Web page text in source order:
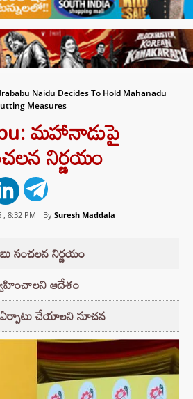
Naidu Decides To Hold Mahanadu
Measures
మహానాడుపై
నిర్ణయం
, 8:32 PM By Suresh Maddala
సంచలన నిర్ణయం
ఆదేశం
ఏర్పాటు చేయాలని సూచన